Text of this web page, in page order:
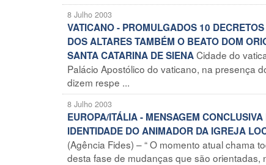
8 Julho 2003
VATICANO - PROMULGADOS 10
DOS ALTARES TAMBÉM O BEATO DOM
SANTA CATARINA DE SIENACidade do
Palácio Apostólico do vaticano, na presença
dizem respe ...
8 Julho 2003
EUROPA/ITÁLIA - MENSAGEM
IDENTIDADE DO ANIMADOR DA IGREJA
(Agência Fides) – “ O momento atual chama
desta fase de mudanças que são orientadas,